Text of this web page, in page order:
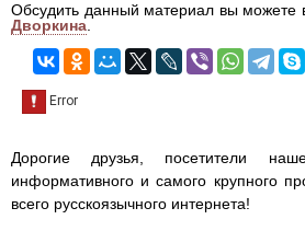
Обсудить данный материал вы можете
Дворкина
Дорогие друзья, посетители
информативного и самого крупного
всего русскоязычного интернета!